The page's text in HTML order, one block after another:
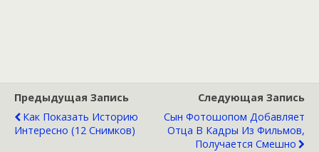
Предыдущая Запись
Как Показать Историю
Интересно (12 Снимков)
Следующая Запись
Сын Фотошопом Добавляет
Отца В Кадры Из Фильмов,
Получается Смешно